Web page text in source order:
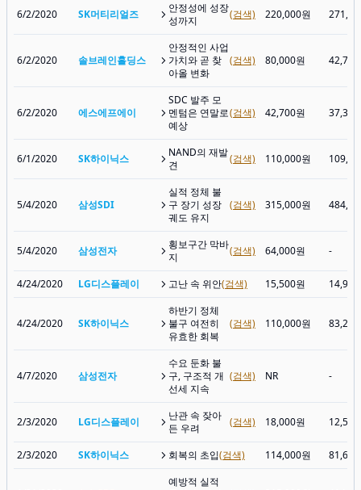
6/2/2020 SK머티리얼즈
안정성에 성장
성까지
(검색) 220,000원
6/2/2020 솔브레인홀딩스
안정적인 사업
가치와 곧 찾
아올 변화
(검색) 80,000원
6/2/2020 에스에프에이
SDC 발주 모
멘텀은 연말로
예상
(검색) 42,700원
6/1/2020 SK하이닉스
NAND의 재발
견
(검색) 110,000원
5/4/2020 삼성SDI
실적 정체 불
구 장기 성장
궤도 유지
(검색) 315,000원
5/4/2020 삼성전자
횡보구간 막바
지
(검색) 64,000원 -
4/24/2020 LG디스플레이 고난 속 위안(검색) 15,500원
4/24/2020 SK하이닉스
하반기 정체
불구 여전히
유효한 회복
(검색) 110,000원
4/7/2020 삼성전자
수요 둔화 불
구, 구조적 개
선세 지속
(검색) NR -
2/3/2020 LG디스플레이
난관 속 잦아
든 우려
(검색) 18,000원
2/3/2020 SK하이닉스 회복의 초입(검색) 114,000원
예방적 실적